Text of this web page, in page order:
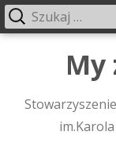
My
Menu
główne